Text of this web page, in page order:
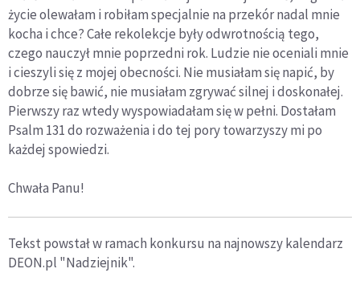
życie olewałam i robiłamspecjalnie na przekór nadal mnie
kocha i chce? Całe rekolekcje były odwrotnością tego,
czego nauczył mnie poprzedni rok. Ludzie nie oceniali mnie
i cieszyli się z mojej obecności. Nie musiałam się napić, by
dobrze się bawić, nie musiałam zgrywać silnej i doskonałej.
Pierwszy raz wtedy wyspowiadałam się w pełni. Dostałam
Psalm 131 do rozważenia i do tej pory towarzyszy mi po
każdej spowiedzi.
Chwała Panu!
Tekst powstał w ramach konkursu na najnowszy kalendarz
DEON.pl "Nadziejnik".